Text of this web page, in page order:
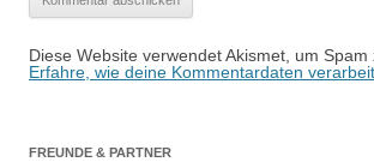
Diese Website verwendet Akismet, um Spam
Erfahre, wie deine Kommentardaten
FREUNDE & PARTNER